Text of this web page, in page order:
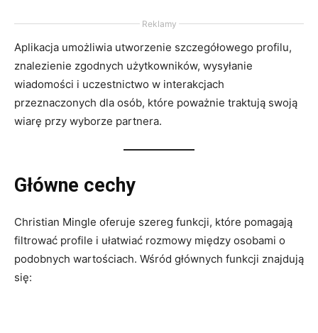
Reklamy
Aplikacja umożliwia utworzenie szczegółowego profilu,
znalezienie zgodnych użytkowników, wysyłanie
wiadomości i uczestnictwo w interakcjach
przeznaczonych dla osób, które poważnie traktują swoją
wiarę przy wyborze partnera.
Główne cechy
Christian Mingle oferuje szereg funkcji, które pomagają
filtrować profile i ułatwiać rozmowy między osobami o
podobnych wartościach. Wśród głównych funkcji znajdują
się: